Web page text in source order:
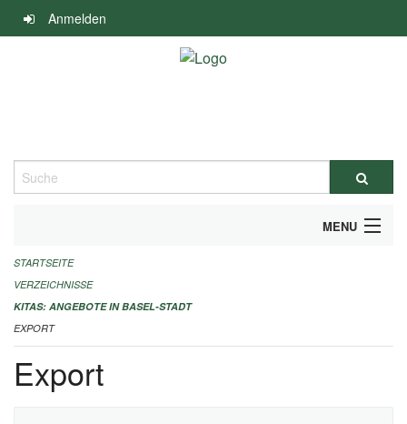
Navigation
überspringen
Anmelden
Suche
MENU
ALLGEMEINE INFORMATIONEN
IMPRESSUM
STARTSEITE
VERZEICHNISSE
KITAS: ANGEBOTE IN BASEL-STADT
EXPORT
Export